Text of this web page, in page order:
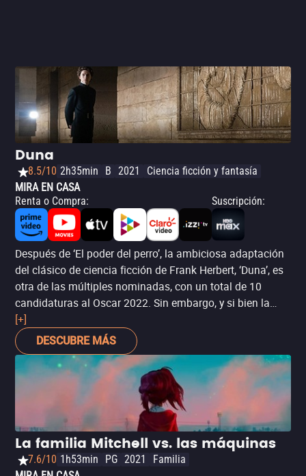
Duna
8.5/10 2h35min B 2021
Ciencia ficción y fantasía
MIRA EN CASA
Renta o Compra: Suscripción:
Después de ‘El poder del perro’, la ambiciosa adaptación
del clásico de ciencia ficción de Frank Herbert, ‘Duna’, es
otra de las múltiples nominadas, con un total de 10
candidaturas al Oscar 2022. Sin embargo, y si bien la
película de Denis Villeneuve aspira a Mejor película, sus
otras nueve nominaciones son en las categorías
técnicas, mismas que ha dominado a lo largo de la
temporada de premios. Si hay una película que ver para
entender la primera mitad de la premiación, es ‘Duna’.
[+]
DESCUBRE MÁS
La familia Mitchell vs. las máquinas
7.6/10 1h53min PG 2021
Familia